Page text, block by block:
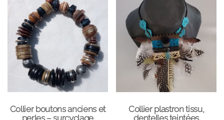
Collier boutons anciens et
Collier plastron tissu,